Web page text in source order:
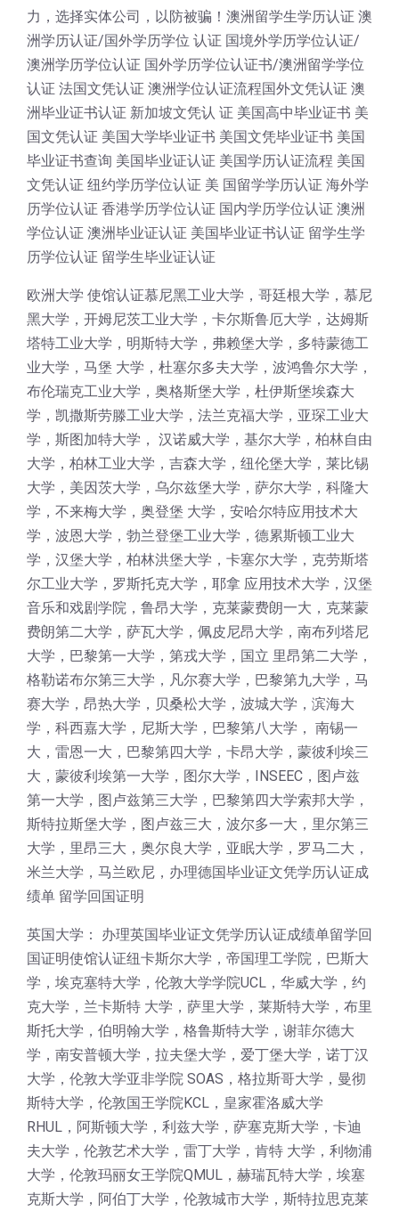
力，选择实体公司，以防被骗！澳洲留学生学历认证 澳
洲学历认证/国外学历学位 认证 国境外学历学位认证/
澳洲学历学位认证 国外学历学位认证书/澳洲留学学位
认证 法国文凭认证 澳洲学位认证流程国外文凭认证 澳
洲毕业证书认证 新加坡文凭认 证 美国高中毕业证书 美
国文凭认证 美国大学毕业证书 美国文凭毕业证书 美国
毕业证书查询 美国毕业证认证 美国学历认证流程 美国
文凭认证 纽约学历学位认证 美 国留学学历认证 海外学
历学位认证 香港学历学位认证 国内学历学位认证 澳洲
学位认证 澳洲毕业证认证 美国毕业证书认证 留学生学
历学位认证 留学生毕业证认证
欧洲大学 使馆认证慕尼黑工业大学，哥廷根大学，慕尼
黑大学，开姆尼茨工业大学，卡尔斯鲁厄大学，达姆斯
塔特工业大学，明斯特大学，弗赖堡大学，多特蒙德工
业大学，马堡 大学，杜塞尔多夫大学，波鸿鲁尔大学，
布伦瑞克工业大学，奥格斯堡大学，杜伊斯堡埃森大
学，凯撒斯劳滕工业大学，法兰克福大学，亚琛工业大
学，斯图加特大学， 汉诺威大学，基尔大学，柏林自由
大学，柏林工业大学，吉森大学，纽伦堡大学，莱比锡
大学，美因茨大学，乌尔兹堡大学，萨尔大学，科隆大
学，不来梅大学，奥登堡 大学，安哈尔特应用技术大
学，波恩大学，勃兰登堡工业大学，德累斯顿工业大
学，汉堡大学，柏林洪堡大学，卡塞尔大学，克劳斯塔
尔工业大学，罗斯托克大学，耶拿 应用技术大学，汉堡
音乐和戏剧学院，鲁昂大学，克莱蒙费朗一大，克莱蒙
费朗第二大学，萨瓦大学，佩皮尼昂大学，南布列塔尼
大学，巴黎第一大学，第戎大学，国立 里昂第二大学，
格勒诺布尔第三大学，凡尔赛大学，巴黎第九大学，马
赛大学，昂热大学，贝桑松大学，波城大学，滨海大
学，科西嘉大学，尼斯大学，巴黎第八大学， 南锡一
大，雷恩一大，巴黎第四大学，卡昂大学，蒙彼利埃三
大，蒙彼利埃第一大学，图尔大学，INSEEC，图卢兹
第一大学，图卢兹第三大学，巴黎第四大学索邦大学，
斯特拉斯堡大学，图卢兹三大，波尔多一大，里尔第三
大学，里昂三大，奥尔良大学，亚眠大学，罗马二大，
米兰大学，马兰欧尼，办理德国毕业证文凭学历认证成
绩单 留学回国证明
英国大学： 办理英国毕业证文凭学历认证成绩单留学回
国证明使馆认证纽卡斯尔大学，帝国理工学院，巴斯大
学，埃克塞特大学，伦敦大学学院UCL，华威大学，约
克大学，兰卡斯特 大学，萨里大学，莱斯特大学，布里
斯托大学，伯明翰大学，格鲁斯特大学，谢菲尔德大
学，南安普顿大学，拉夫堡大学，爱丁堡大学，诺丁汉
大学，伦敦大学亚非学院 SOAS，格拉斯哥大学，曼彻
斯特大学，伦敦国王学院KCL，皇家霍洛威大学
RHUL，阿斯顿大学，利兹大学，萨塞克斯大学，卡迪
夫大学，伦敦艺术大学，雷丁大学，肯特 大学，利物浦
大学，伦敦玛丽女王学院QMUL，赫瑞瓦特大学，埃塞
克斯大学，阿伯丁大学，伦敦城市大学，斯特拉思克莱